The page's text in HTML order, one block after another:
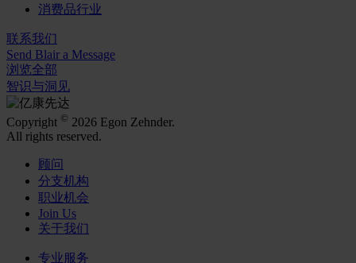
消费品行业
联系我们
Send Blair a Message
浏览全部
智识与洞见
Copyright © 2026 Egon Zehnder.
All rights reserved.
顾问
分支机构
职业机会
Join Us
关于我们
专业服务